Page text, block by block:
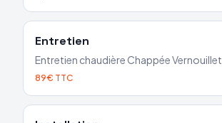
Entretien
Entretien chaudière ChappéeVernouillet
89€ TTC